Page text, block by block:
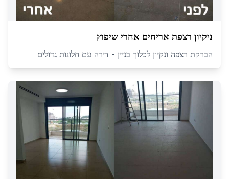
ניקיון רצפת אריחים אחרי שיפוץ
הברקת רצפה ונקיון לכלוך בניין - דירה עם חלונות גדולים